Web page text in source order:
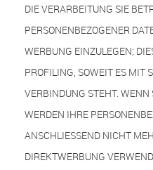
DIE VERARBEITUNG SIE
PERSONENBEZOGENER
WERBUNG EINZULEGEN;
PROFILING, SOWEIT ES MIT
VERBINDUNG STEHT. WENN
WERDEN IHRE
ANSCHLIESSEND NICHT
DIREKTWERBUNG